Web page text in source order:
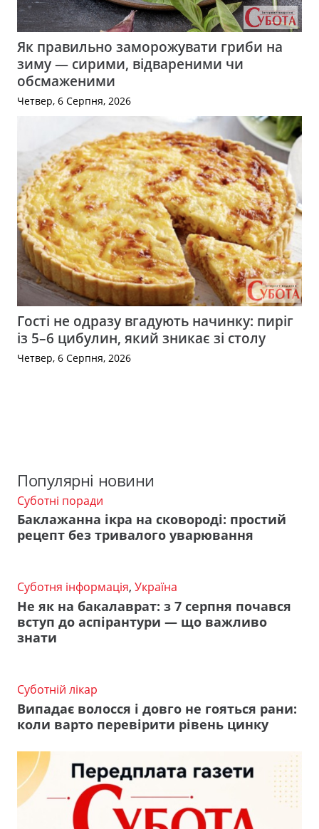
Як правильно заморожувати гриби на
зиму — сирими, відвареними чи
обсмаженими
Четвер, 6 Серпня, 2026
Гості не одразу вгадують начинку: пиріг
із 5–6 цибулин, який зникає зі столу
Четвер, 6 Серпня, 2026
Популярні новини
Суботні поради
Баклажанна ікра на сковороді: простий
рецепт без тривалого уварювання
Суботня інформація, Україна
Не як на бакалаврат: з 7 серпня почався
вступ до аспірантури — що важливо
знати
Суботній лікар
Випадає волосся і довго не гояться рани:
коли варто перевірити рівень цинку